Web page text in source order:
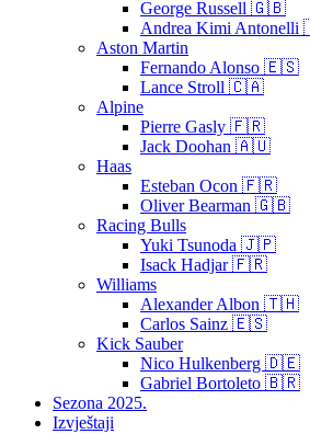
George Russell 🇬🇧
Andrea Kimi
Aston Martin
Fernando Alonso 🇪🇸
Lance Stroll 🇨🇦
Alpine
Pierre Gasly 🇫🇷
Jack Doohan 🇦🇺
Haas
Esteban Ocon 🇫🇷
Oliver Bearman 🇬🇧
Racing Bulls
Yuki Tsunoda 🇯🇵
Isack Hadjar 🇫🇷
Williams
Alexander Albon 🇹🇭
Carlos Sainz 🇪🇸
Kick Sauber
Nico Hulkenberg 🇩🇪
Gabriel Bortoleto 🇧🇷
Sezona 2025.
Izvještaji